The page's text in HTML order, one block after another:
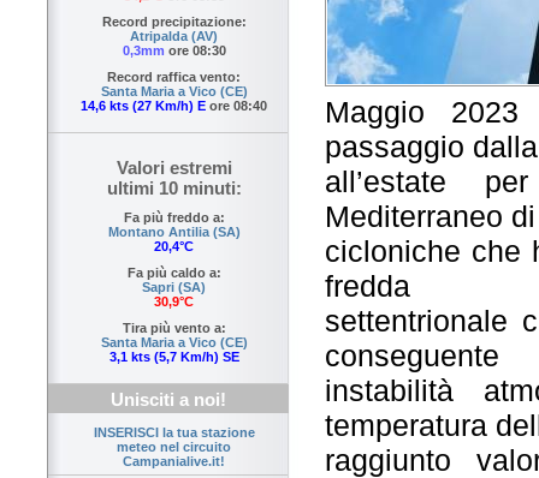
Record precipitazione:
Atripalda (AV)
0,3mm ore 08:30
Record raffica vento:
Santa Maria a Vico (CE)
14,6 kts (27 Km/h) E ore 08:40
Valori estremi
ultimi 10 minuti:
Fa più freddo a:
Montano Antilia (SA)
20,4°C
Fa più caldo a:
Sapri (SA)
30,9°C
Tira più vento a:
Santa Maria a Vico (CE)
3,1 kts (5,7 Km/h) SE
Unisciti a noi!
INSERISCI la tua stazione
meteo nel circuito
Campanialive.it!
Maggio
passaggio
all’estate
Mediterraneo
cicloniche che
fredda
settentrionale
conseguente
instabilità
temperatura
raggiunto